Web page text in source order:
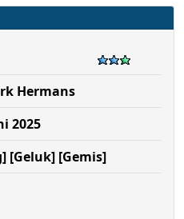
Hermans
2025
[Geluk] [Gemis]